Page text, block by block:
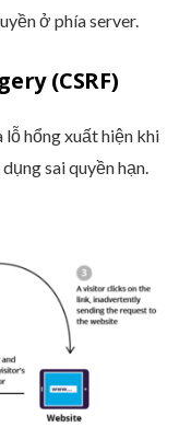
ở phía server.
(CSRF)
lỗ hổng xuất hiện khi
sai quyền hạn.